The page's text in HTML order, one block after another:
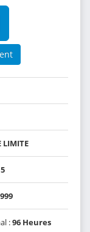
LIMITE
999
:96 Heures